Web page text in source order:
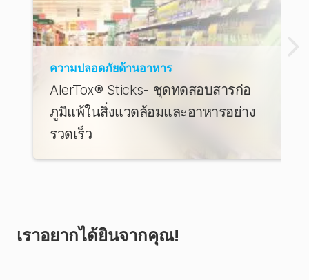
ความปลอดภัยด้านอาหาร
AlerTox® Sticks- ชุดทดสอบสารก่อ
ภูมิแพ้ในสิ่งแวดล้อมและอาหารอย่าง
รวดเร็ว
เราอยากได้ยินจากคุณ!